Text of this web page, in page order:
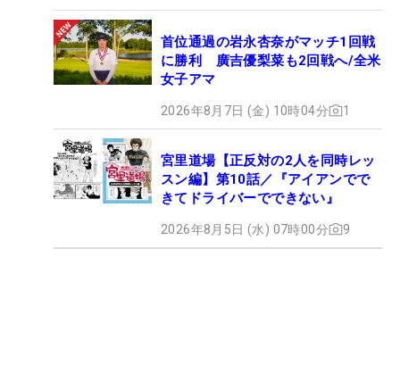
首位通過の岩永杏奈がマッチ1回戦
に勝利 廣吉優梨菜も2回戦へ/全米
女子アマ
2026年8月7日 (金) 10時04分 1
宮里道場【正反対の2人を同時レッ
スン編】第10話／『アイアンでで
きてドライバーでできない』
2026年8月5日 (水) 07時00分 9